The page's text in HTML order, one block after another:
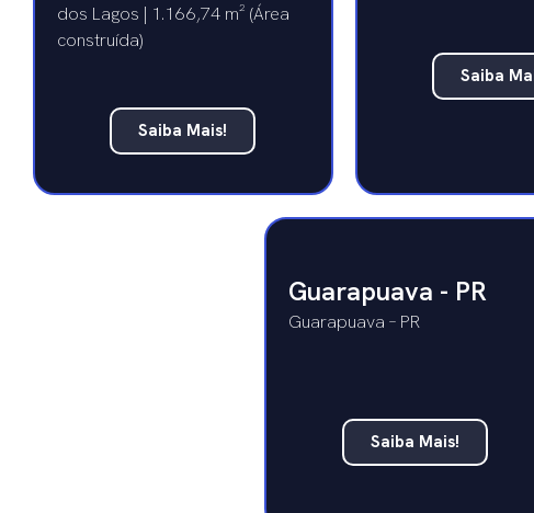
dos Lagos | 1.166,74 m² (Área
construída)
Saiba Mais!
Saiba
Guarapuava - PR
Guarapuava – PR
Saiba Mais!